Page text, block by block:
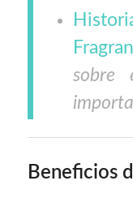
sobre
Beneficios